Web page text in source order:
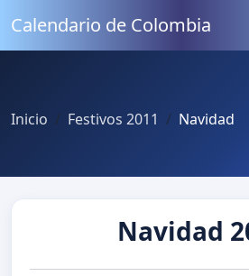
Calendario de Colombia
Inicio Festivos 2011 Navidad
Navidad